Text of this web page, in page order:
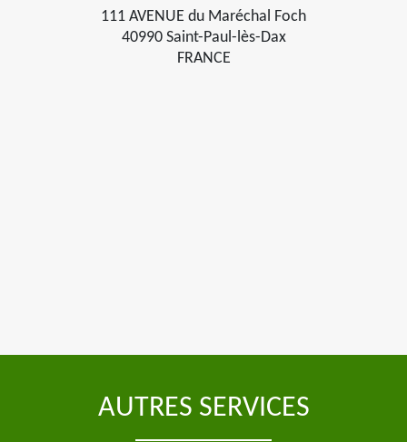
111 AVENUE du Maréchal Foch
40990 Saint-Paul-lès-Dax
FRANCE
AUTRES SERVICES